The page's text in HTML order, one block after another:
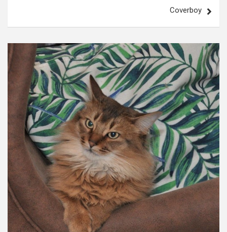
Coverboy